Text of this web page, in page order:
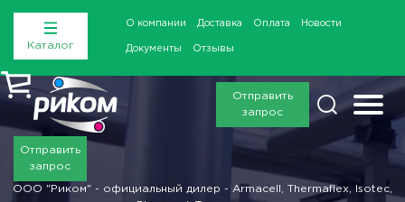
Каталог
О компании Доставка Оплата Новости
Документы Отзывы
Отправить
запрос
Отправить
запрос
ООО "Риком" - официальный дилер - Armacell, Thermaflex, Isotec,